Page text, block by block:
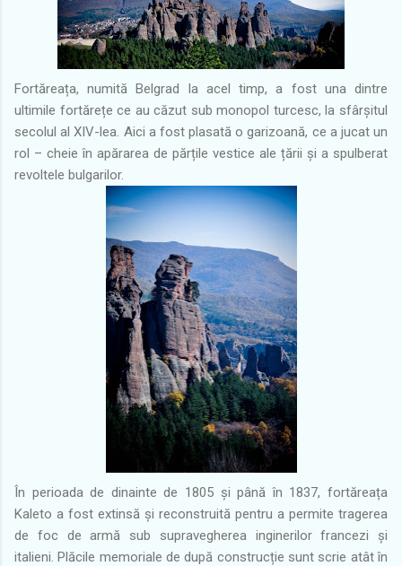
Fortăreața, numită Belgrad la acel timp, a fost una dintre
ultimile fortărețe ce au căzut sub monopol turcesc, la sfârșitul
secolul al XIV-lea. Aici a fost plasată o garizoană, ce a jucat un
rol – cheie în apărarea de părțile vestice ale țării și a spulberat
revoltele bulgarilor.
În perioada de dinainte de 1805 și până în 1837, fortăreața
Kaleto a fost extinsă și reconstruită pentru a permite tragerea
de foc de armă sub supravegherea inginerilor francezi și
italieni. Plăcile memoriale de după construcție sunt scrie atât în